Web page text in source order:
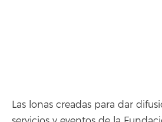
Las lonas creadas para dar